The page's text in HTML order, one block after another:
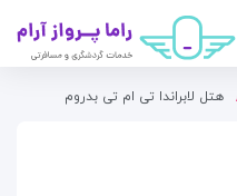
هتل لابراندا تی ام تی بدروم